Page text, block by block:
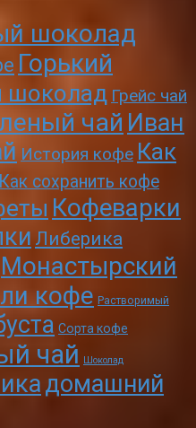
шоколад
Горький
шоколад Грейс чай
чай Иван
История кофе Как
Как сохранить кофе
Кофеварки
Либерика
Монастырский
кофе Растворимый
Сорта кофе
чай Шоколад
домашний